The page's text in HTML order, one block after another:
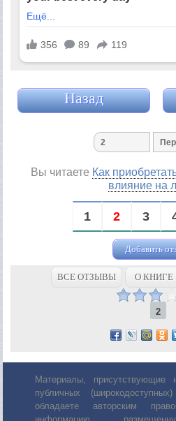
Назад
Вы читаете Как
влияние на
1 2 3
Добавить
ВСЕ ОТЗЫВЫ О КНИГЕ
2
Материалы,
публичных
обладаете авторским